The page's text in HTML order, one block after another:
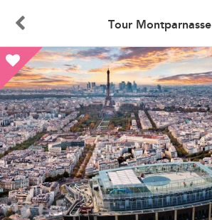
Tour Montparnasse